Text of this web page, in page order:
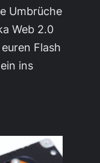
Umbrüche
Web 2.0
Flash
ins